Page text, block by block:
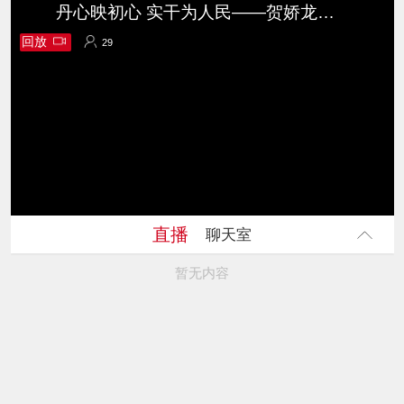
回放 29
丹心映初心 实干为人民——贺娇龙同志先进事迹报告会
直播 聊天室
暂无内容